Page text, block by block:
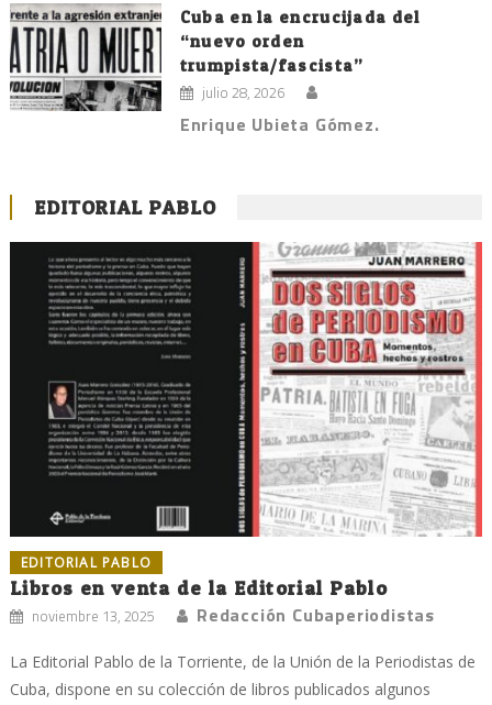
Cuba en la encrucijada del
“nuevo orden
trumpista/fascista”
julio 28, 2026
Enrique Ubieta Gómez.
EDITORIAL PABLO
EDITORIAL PABLO
Libros en venta de la Editorial Pablo
noviembre 13, 2025 Redacción Cubaperiodistas
La Editorial Pablo de la Torriente, de la Unión de la Periodistas de
Cuba, dispone en su colección de libros publicados algunos